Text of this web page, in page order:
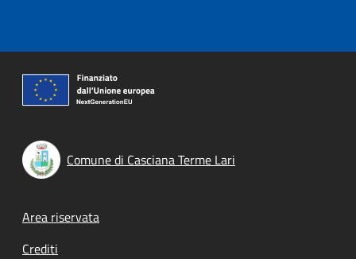
Comune di Casciana Terme Lari
Footer menu
Area riservata
Crediti